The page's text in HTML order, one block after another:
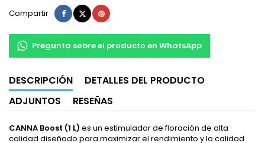
Compartir Compartir
TuitearPinterest
Pregunta sobre el producto en WhatsApp
DESCRIPCIÓN
DETALLES DEL PRODUCTO
ADJUNTOS
RESEÑAS
CANNA Boost (1 L) es un estimulador de floración de alta
calidad diseñado para maximizar el rendimiento y la calidad